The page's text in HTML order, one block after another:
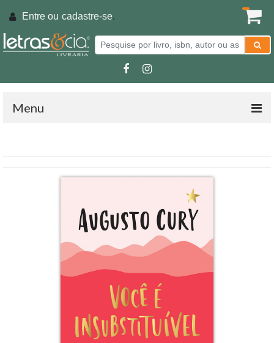
Entre ou cadastre-se.
Menu